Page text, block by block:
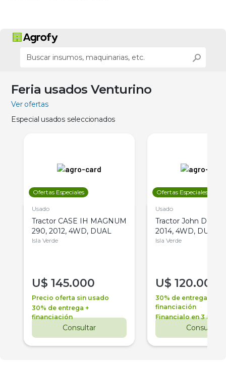
Feria usados Venturino
Ver ofertas
Especial usados seleccionados
Ofertas Especiales
Usado
Tractor CASE IH MAGNUM
290, 2012, 4WD, DUAL
Isla Verde
U$ 145.000
Precio oferta sin usado
30% de entrega +
financiación
Consultar
Ofertas Especiales
Usado
Tractor John Deere
2014, 4WD, DUAL
Isla Verde
U$ 120.000
30% de entrega +
financiación
Financialo en 3 años
Consultar